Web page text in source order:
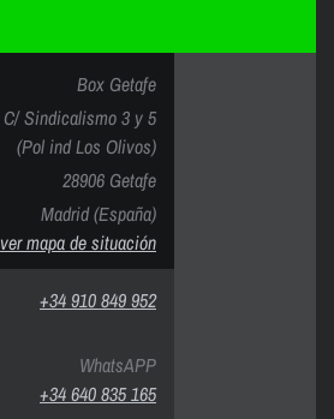
Box Getafe
C/ Sindicalismo 3 y 5
(Pol ind Los Olivos)
28906 Getafe
Madrid (España)
ver mapa de situación
+34 910 849 952
WhatsAPP
+34 640 835 165